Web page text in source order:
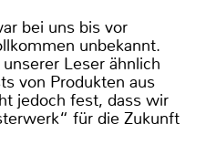
bei uns bis vor
unbekannt.
Leser ähnlich
von Produkten aus
jedoch fest, dass wir
für die Zukunft